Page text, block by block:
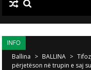
INFO
Ballina > BALLINA >
përjetëson në trupin e saj